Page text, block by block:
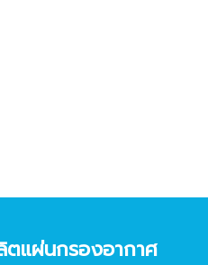
ตแผ่นกรองอากาศ